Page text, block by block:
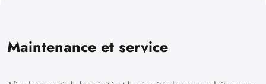
Maintenance et service